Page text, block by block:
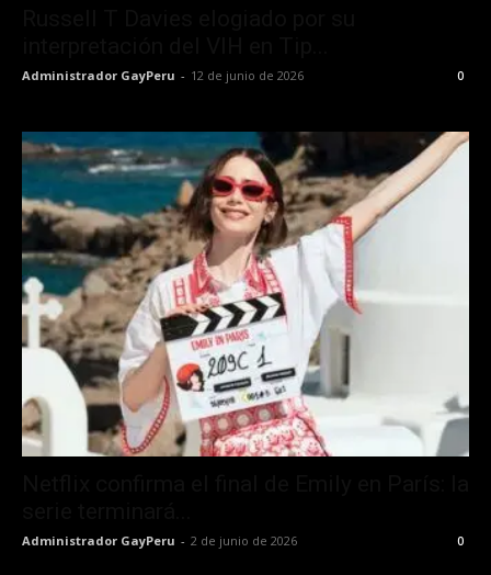
Administrador GayPeru - 12 de junio de 2026 0
Administrador GayPeru - 2 de junio de 2026 0